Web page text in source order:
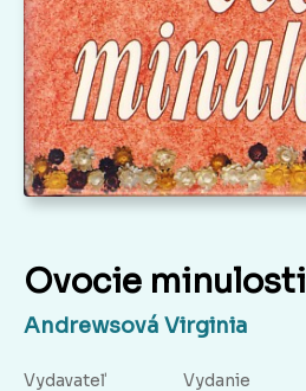
Ovocie minulosti
Andrewsová Virginia
Vydavateľ
Vydanie